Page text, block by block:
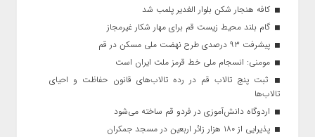
کافه هنجار شکن بلوار الغدیر پلمب شد
گام بلند محیط زیست قم برای مهار شکار غیرمجاز
پیشرفت ۹۳ درصدی طرح نهضت ملی مسکن در قم
مومنی: انسجام ملی خط قرمز ملت ایران است
ثبت پنج تالاب قم در رده تالاب‌های قانون حفاظت و احیای
تالاب‌ها
اردوگاه دانش‌آموزی در فردو قم ساخته می‌شود
پذیرایی از ۱۸۰ هزار زائر اربعین در مسجد جمکران